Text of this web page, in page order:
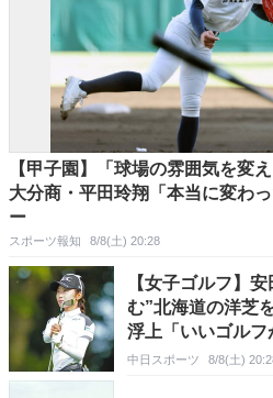
【甲子園】「球場の雰囲気を
大分商・平田玲翔「本当に変わ
ー
スポーツ報知 8/8(土) 20:28
【女子ゴルフ】
む”北海道の洋芝
浮上「いいゴルフ
中日スポーツ 8/8(土)